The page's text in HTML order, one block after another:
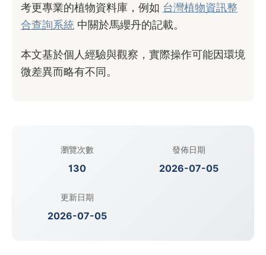
考更專業的植物資料庫，例如 台灣植物資訊整
合查詢系統 中關於馬纓丹的記載。
本文基於個人經驗與觀察，實際操作可能因環境
微差異而略有不同。
瀏覽次數
130
發佈日期
2026-07-05
更新日期
2026-07-05